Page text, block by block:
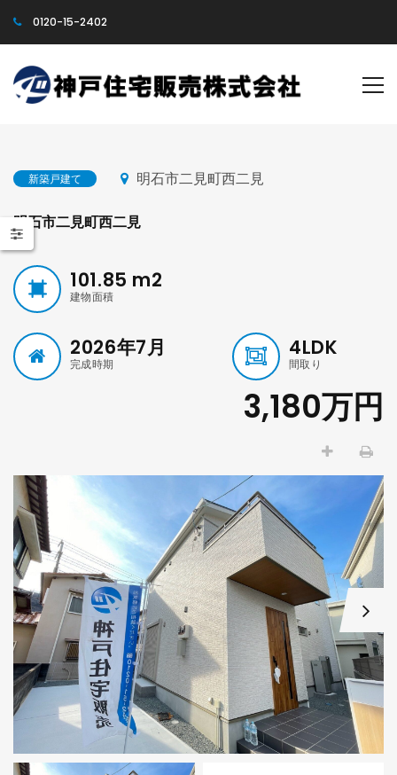
0120-15-2402
新築戸建て 明石市二見町西二見
明石市二見町西二見
101.85 m2
建物面積
2026年7月
完成時期
4LDK
間取り
3,180万円
藤和明石公園ハイタウン弐号棟 9階部分
円
茶園場町
NEW
明石市魚住町清水
3,180万円
明石市魚住町清水